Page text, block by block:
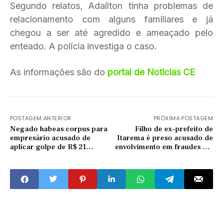
Segundo relatos, Adaílton tinha problemas de
relacionamento com alguns familiares e já
chegou a ser até agredido e ameaçado pelo
enteado. A polícia investiga o caso.
As informações são do portal de Noticias CE
POSTAGEM ANTERIOR
Negado habeas corpus para
empresário acusado de
aplicar golpe de R$ 21
PRÓXIMA POSTAGEM
Filho de ex-prefeito de
Itarema é preso acusado de
envolvimento em fraudes em